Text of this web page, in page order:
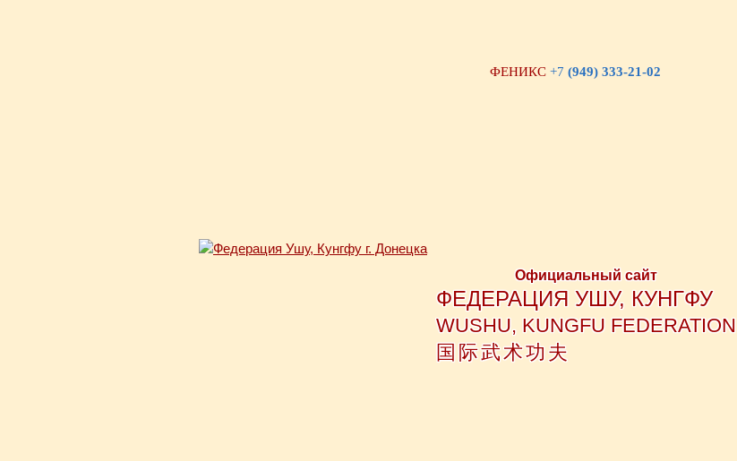
ФЕНИКС +7 (949) 333-21-02
Официальный сайт
ФЕДЕРАЦИЯ УШУ, КУНГФУ
WUSHU, KUNGFU FEDERATION
国际武术功夫